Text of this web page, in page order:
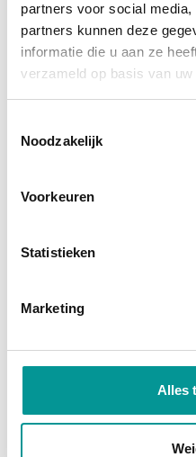
partners voor social
partners kunnen deze
informatie die u aan ze
verzameld op basis van
Noodzakelijk
Voorkeuren
Statistieken
Marketing
Alles
grootste afschrijving is
van
fiscale voordelen
btw-teruggave (bij een
vrij houdt voor andere